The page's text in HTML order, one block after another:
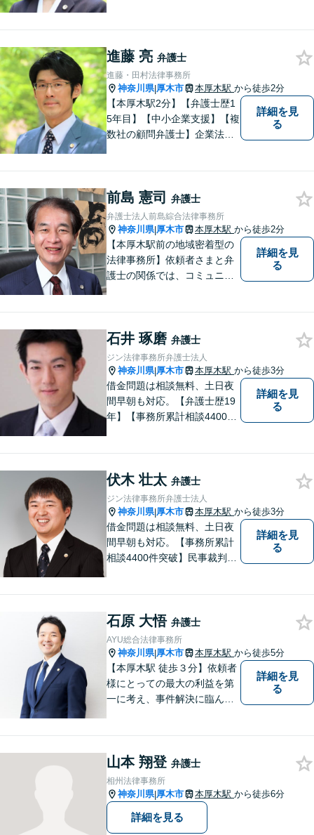
う、全力でサポートします。
進藤 亮 弁護士
進藤・田村法律事務所
神奈川県|厚木市 本厚木駅 から徒歩2分
【本厚木駅2分】【弁護士歴1
5年目】【中小企業支援】【複
数社の顧問弁護士】企業法
般民事…交通事故｜労働｜不
動産｜相続｜借金問題
詳細を見
る
前島 憲司 弁護士
弁護士法人前島綜合法律事務所
神奈川県|厚木市 本厚木駅 から徒歩2分
【本厚木駅前の地域密着型の
法律事務所】依頼者さまと弁
護士の関係では、コミュニケ
B面談可】【本厚木駅1分】
詳細を見
る
石井 琢磨 弁護士
ジン法律事務所弁護士法人
神奈川県|厚木市 本厚木駅 から徒歩3分
借金問題は相談無料、土日夜
間早朝も対応。【弁護士歴19
年】【事務所累計相談4400件
男女問題
詳細を見
る
伏木 壮太 弁護士
ジン法律事務所弁護士法人
神奈川県|厚木市 本厚木駅 から徒歩3分
借金問題は相談無料、土日夜
間早朝も対応。【事務所累計
相談4400件突破】民事裁判／
詳細を見
る
石原 大悟 弁護士
AYU総合法律事務所
神奈川県|厚木市 本厚木駅 から徒歩5分
【本厚木駅 徒歩３分】依頼者
様にとっての最大の利益を第
一に考え、事件解決に臨んで
所を目指しております。
詳細を見
る
山本 翔登 弁護士
相州法律事務所
神奈川県|厚木市 本厚木駅 から徒歩6分
詳細を見る